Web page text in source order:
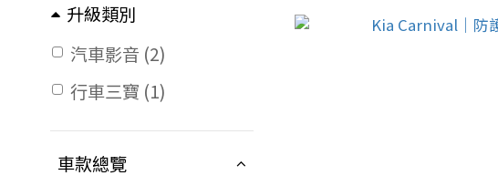
升級類別
汽車影音 (2)
行車三寶 (1)
車款總覽